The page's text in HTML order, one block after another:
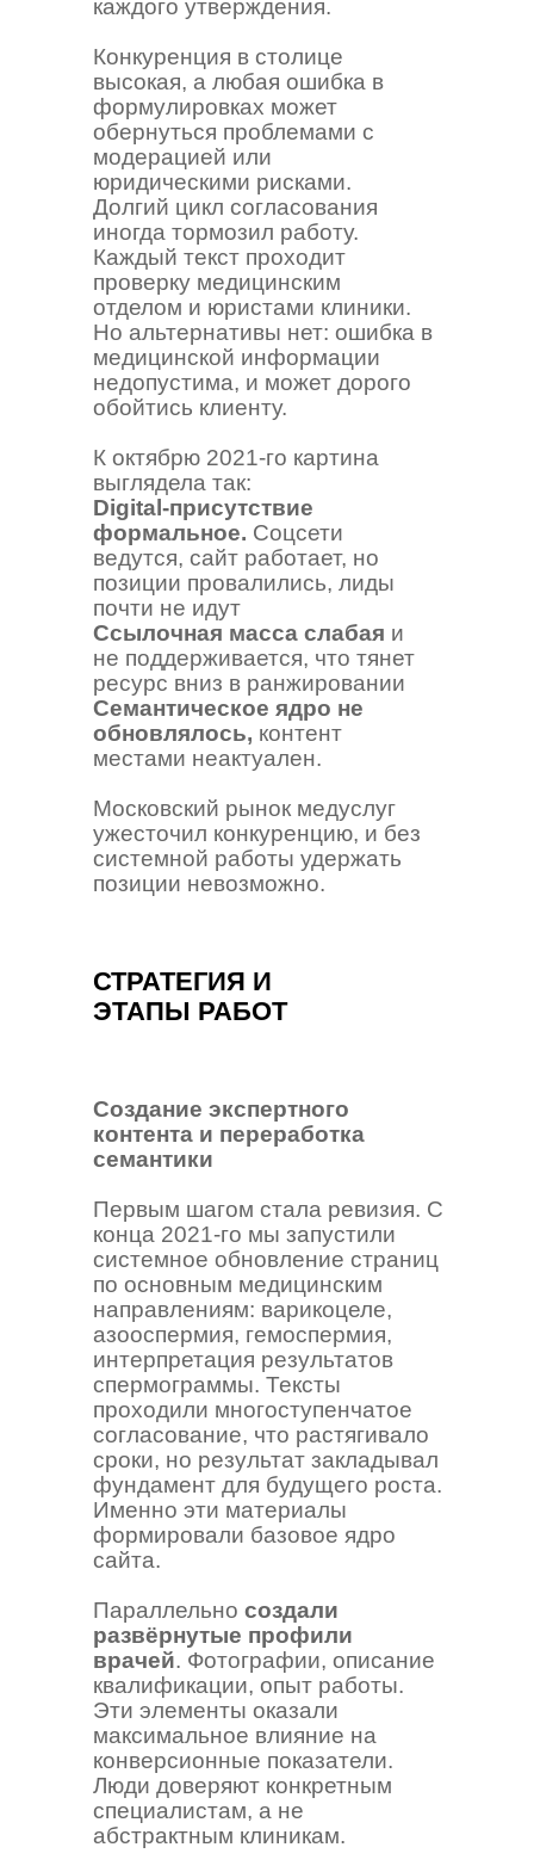
каждого утверждения.
Конкуренция в столице
высокая, а любая ошибка в
формулировках может
обернуться проблемами с
модерацией или
юридическими рисками.
Долгий цикл согласования
иногда тормозил работу.
Каждый текст проходит
проверку медицинским
отделом и юристами клиники.
Но альтернативы нет: ошибка в
медицинской информации
недопустима, и может дорого
обойтись клиенту.
К октябрю 2021-го картина
выглядела так:
Digital-присутствие
формальное. Соцсети
ведутся, сайт работает, но
позиции провалились, лиды
почти не идут
Ссылочная масса слабая и
не поддерживается, что тянет
ресурс вниз в ранжировании
Семантическое ядро не
обновлялось, контент
местами неактуален.
Московский рынок медуслуг
ужесточил конкуренцию, и без
системной работы удержать
позиции невозможно.
Создание экспертного
контента и переработка
семантики
Первым шагом стала ревизия. С
конца 2021-го мы запустили
системное обновление страниц
по основным медицинским
направлениям: варикоцеле,
азооспермия, гемоспермия,
интерпретация результатов
спермограммы. Тексты
проходили многоступенчатое
согласование, что растягивало
сроки, но результат закладывал
фундамент для будущего роста.
Именно эти материалы
формировали базовое ядро
сайта.
Параллельно создали
развёрнутые профили
врачей. Фотографии, описание
квалификации, опыт работы.
Эти элементы оказали
максимальное влияние на
конверсионные показатели.
Люди доверяют конкретным
специалистам, а не
абстрактным клиникам.
СТРАТЕГИЯ И
ЭТАПЫ РАБОТ